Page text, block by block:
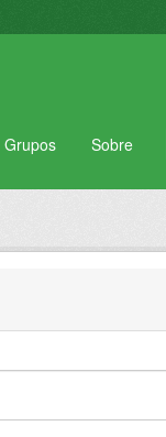
Grupos Sobre